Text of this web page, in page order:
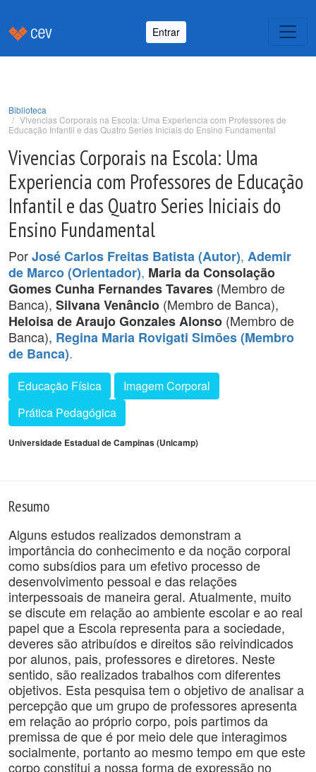
Entrar
Biblioteca
Vivencias Corporais na Escola: Uma Experiencia com Professores de
Educação Infantil e das Quatro Series Iniciais do Ensino Fundamental
Vivencias Corporais na Escola: Uma
Experiencia com Professores de Educação
Infantil e das Quatro Series Iniciais do
Ensino Fundamental
PorJosé Carlos Freitas Batista (Autor), Ademir
de Marco (Orientador), Maria da Consolação
Gomes Cunha Fernandes Tavares (Membro de
Banca), Silvana Venâncio (Membro de Banca),
Heloisa de Araujo Gonzales Alonso (Membro de
Banca), Regina Maria Rovigati Simões (Membro
de Banca).
Educação Física
Imagem Corporal
Prática Pedagógica
Universidade Estadual de Campinas (Unicamp)
Resumo
Alguns estudos realizados demonstram a
importância do conhecimento e da noção corporal
como subsídios para um efetivo processo de
desenvolvimento pessoal e das relações
interpessoais de maneira geral. Atualmente, muito
se discute em relação ao ambiente escolar e ao real
papel que a Escola representa para a sociedade,
deveres são atribuídos e direitos são reivindicados
por alunos, pais, professores e diretores. Neste
sentido, são realizados trabalhos com diferentes
objetivos. Esta pesquisa tem o objetivo de analisar a
percepção que um grupo de professores apresenta
em relação ao próprio corpo, pois partimos da
premissa de que é por meio dele que interagimos
socialmente, portanto ao mesmo tempo em que este
corpo constitui a nossa forma de expressão no